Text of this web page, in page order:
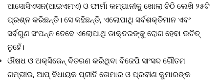
ଆସୋସିଏସନ(ଆଇଏମଏ) ଓ ଫାର୍ମା କମ୍ପାନୀକୁ ଖୋଲା ଚିଠି ଲେଖି ୨୫ଟି
ପ୍ରଶ୍ନ କରିଛନ୍ତି। ସେ କହିଛନ୍ତି, ଏଲୋପାଥି ସର୍ବଶକ୍ତିମାନ ଏବଂ
ସର୍ବଗୁଣ ସଂପନ୍ନ ତେବେ ଏଲୋପାଥି ଡାକ୍ତରଙ୍କୁ ରୋଗ ହେବା ଉଚିତ୍
ନୁହେଁ।
ଔଷଧ ଓ ଅକ୍ସିଜେନ୍ ବିତରଣ କରିଥିବା ବିଜେପି ସାଂସଦ ଗୌତମ
ଗମ୍ଭୀର, ଆପ୍ ବିଧାୟକ ପ୍ରୀତି ତୋମାର ଓ ପ୍ରବୀଣ କୁମାରଙ୍କ